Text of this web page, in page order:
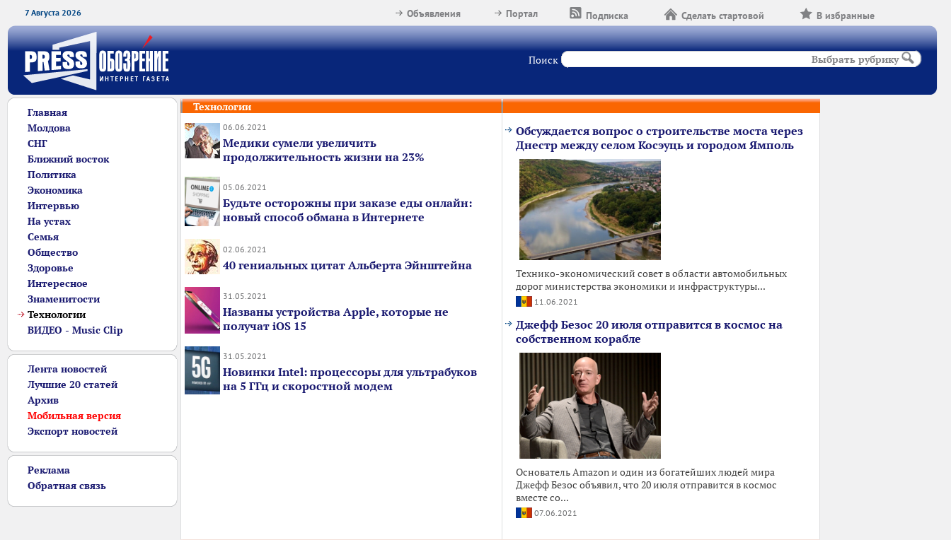
7 Августа 2026 В избранные
Сделать стартовой
Подписка
Портал
Объявления
Поиск Выбрать рубрику
Главная
Молдова
СНГ
Ближний восток
Политика
Экономика
Интервью
На устах
Семья
Общество
Здоровье
Интересное
Знаменитости
Технологии
ВИДЕО - Music Clip
Лента новостей
Лучшие 20 статей
Архив
Мобильная версия
Экспорт новостей
Реклама
Обратная связь
Технологии
06.06.2021
Медики сумели увеличить
продолжительность жизни на 23%
05.06.2021
Будьте осторожны при заказе еды онлайн:
новый способ обмана в Интернете
02.06.2021
40 гениальных цитат Альберта Эйнштейна
31.05.2021
Названы устройства Apple, которые не
получат iOS 15
31.05.2021
Новинки Intel: процессоры для ультрабуков
на 5 ГГц и скоростной модем
Обсуждается вопрос о строительстве моста через
Днестр между селом Косэуць и городом Ямполь
Технико-экономический совет в области автомобильных
дорог министерства экономики и инфраструктуры...
11.06.2021
Джефф Безос 20 июля отправится в космос на
собственном корабле
Основатель Amazon и один из богатейших людей мира
Джефф Безос объявил, что 20 июля отправится в космос
вместе со...
07.06.2021